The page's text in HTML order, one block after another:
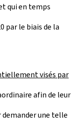
qui en temps
par le biais de la
visés par
afin de leur
une telle